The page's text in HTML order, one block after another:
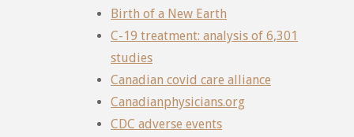
Birth of a New Earth
C-19 treatment: analysis of 6,301
studies
Canadian covid care alliance
Canadianphysicians.org
CDC adverse events